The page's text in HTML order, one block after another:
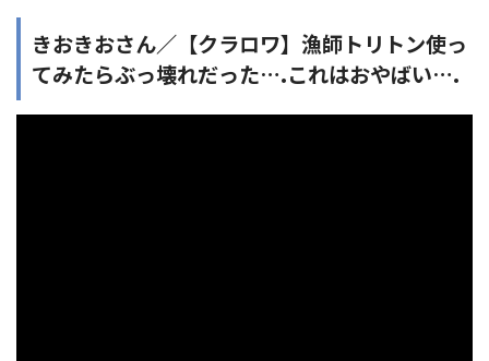
きおきおさん／【クラロワ】漁師トリトン使っ
てみたらぶっ壊れだった….これはおやばい….